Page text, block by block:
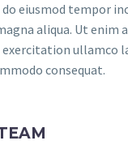
eiusmod tempor
aliqua. Ut enim
ullamco
consequat.